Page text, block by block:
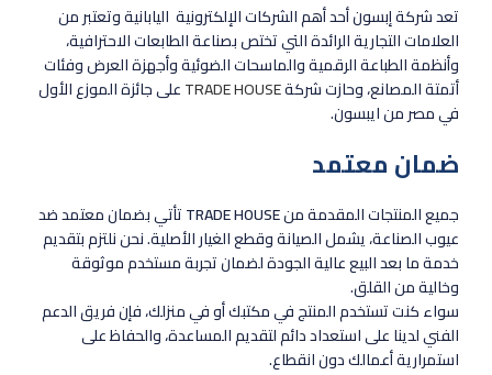
تعد شركة إبسون أحد أهم الشركات الإلكترونية اليابانية وتعتبر من
العلامات التجارية الرائدة التي تختص بصناعة الطابعات الاحترافية،
وأنظمة الطباعة الرقمية والماسحات الضوئية وأجهزة العرض وفئات
أتمتة المصانع، وحازت شركةTRADE HOUSEعلى جائزة الموزع الأول
في مصر من ايبسون.
ضمان معتمد
جميع المنتجات المقدمة منTRADE HOUSEتأتي بضمان معتمد ضد
عيوب الصناعة، يشمل الصيانة وقطع الغيار الأصلية. نحن نلتزم بتقديم
خدمة ما بعد البيع عالية الجودة لضمان تجربة مستخدم موثوقة
وخالية من القلق.
سواء كنت تستخدم المنتج في مكتبك أو في منزلك، فإن فريق الدعم
الفني لدينا على استعداد دائم لتقديم المساعدة، والحفاظ على
استمرارية أعمالك دون انقطاع.